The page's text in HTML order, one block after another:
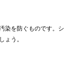
染を防ぐものです。シ
ょう。